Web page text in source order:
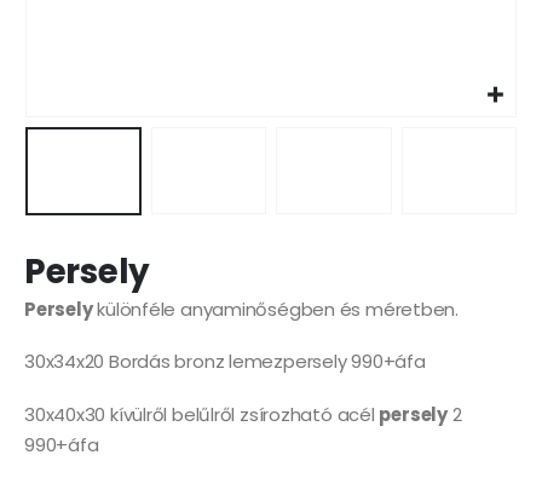
Persely
Perselykülönféle anyaminőségben és méretben.
30x34x20 Bordás bronz lemezpersely 990+áfa
30x40x30 kívülről belűlről zsírozható acél persely2
990+áfa